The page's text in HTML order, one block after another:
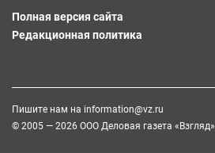
Полная версия сайта
Редакционная политика
Пишите нам на information@vz.ru
© 2005 — 2026 ООО Деловая газета «Взгляд»